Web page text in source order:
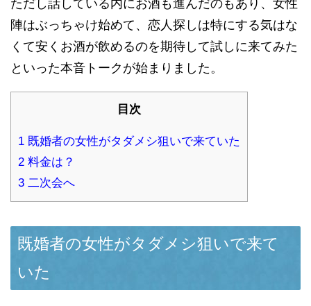
ただし話している内にお酒も進んだのもあり、女性
陣はぶっちゃけ始めて、恋人探しは特にする気はな
くて安くお酒が飲めるのを期待して試しに来てみた
といった本音トークが始まりました。
目次
1 既婚者の女性がタダメシ狙いで来ていた
2 料金は？
3 二次会へ
既婚者の女性がタダメシ狙いで来て
いた